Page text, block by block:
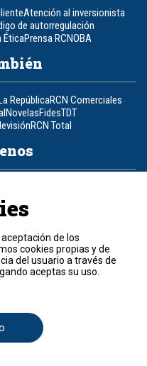
Atención al inversionista
de autorregulación
ÉticaPrensa RCNOBA
RepúblicaRCN Comerciales
NovelasFidesTDT
RCN Total
de los
cookies propias y de
del usuario a través de
aceptas su uso.